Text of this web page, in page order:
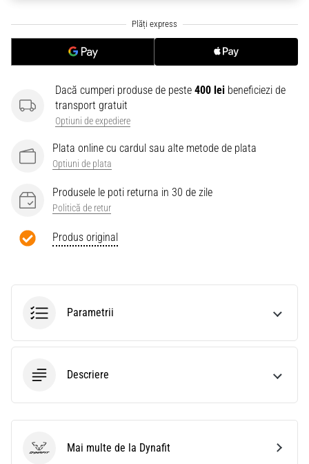
Dacă cumperi produse de peste 400 lei beneficiezi de
transport gratuit
Optiuni de expediere
Plata online cu cardul sau alte metode de plata
Optiuni de plata
Produsele le poti returna in 30 de zile
Politică de retur
Produs original
Parametrii
Descriere
DynafitMai multe de la Dynafit